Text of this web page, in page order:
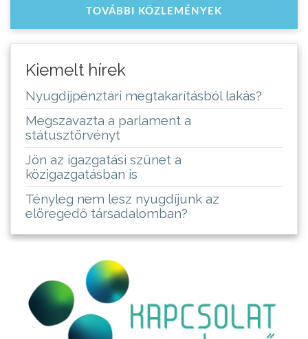
TOVÁBBI KÖZLEMÉNYEK
Kiemelt hírek
Nyugdíjpénztári megtakarításból lakás?
Megszavazta a parlament a
státusztörvényt
Jön az igazgatási szünet a
közigazgatásban is
Tényleg nem lesz nyugdíjunk az
elöregedő társadalomban?